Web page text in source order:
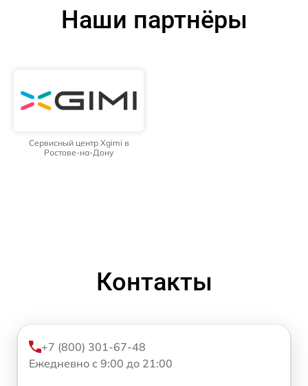
Наши партнёры
Сервисный центр Xgimi в
Ростове-на-Дону
Контакты
+7 (800) 301-67-48
Ежедневно с 9:00 до 21:00